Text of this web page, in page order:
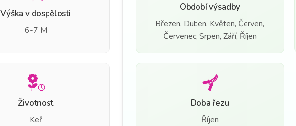
Výška v dospělosti
6-7 M
Životnost
Keř
Období výsadby
Březen, Duben, Květen, Červen,
Červenec, Srpen, Září, Říjen
Doba řezu
Říjen